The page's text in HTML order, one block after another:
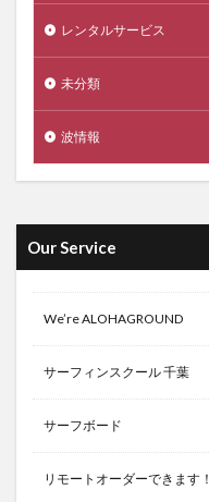
レンタルサービス
未分類
波情報
Our Service
We’re ALOHAGROUND
サーフィンスクール 千葉
サーフボード
リモートオーダーできます！